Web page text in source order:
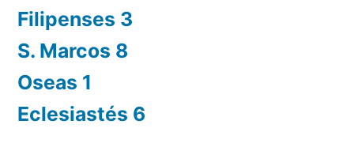
Filipenses 3
S. Marcos 8
Oseas 1
Eclesiastés 6